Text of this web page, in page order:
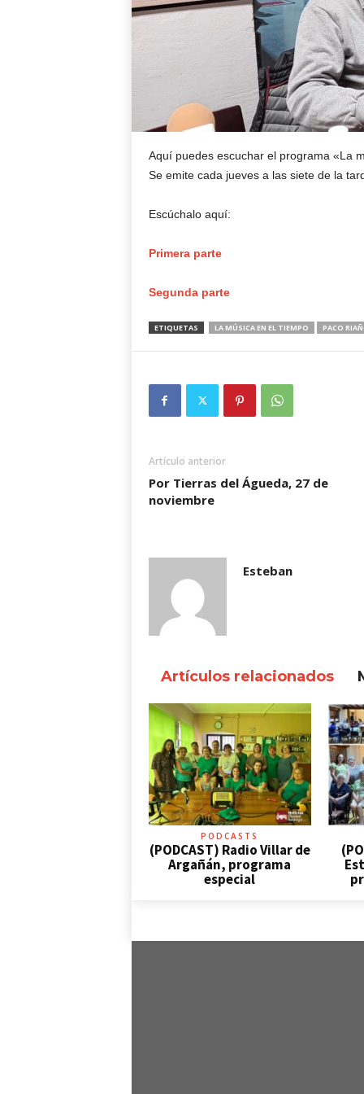
Aquí puedes escuchar el programa «La
Se emite cada jueves a las siete de la
Escúchalo aquí:
Primera parte
Segunda parte
ETIQUETAS LA MÚSICA EN EL TIEMPO PACO
Artículo anterior
Por Tierras del Águeda, 27 de
noviembre
Esteban
Artículos relacionados
PODCASTS
(PODCAST) Radio Villar de
Argañán, programa
especial